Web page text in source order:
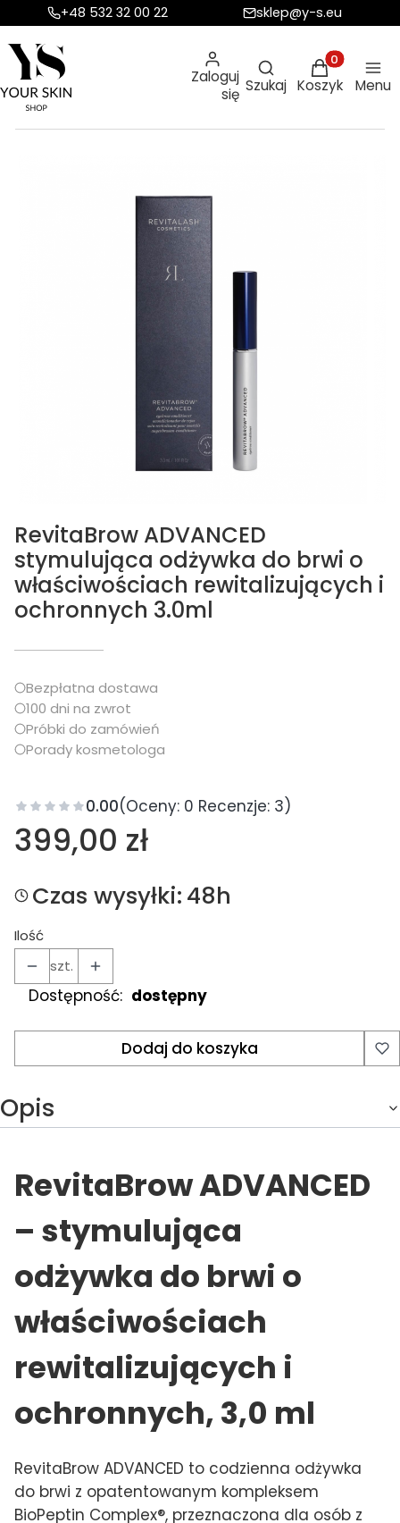
+48 532 32 00 22 sklep@y-s.eu
Zaloguj
się
Otwórz
Szukaj
Produkty w
Koszyk Menu
RevitaBrow ADVANCED
stymulująca odżywka do brwi o
właściwościach rewitalizujących i
ochronnych 3.0ml
Bezpłatna dostawa
100 dni na zwrot
Próbki do zamówień
Porady kosmetologa
0.00(Oceny: 0 Recenzje: 3)
Cena
399,00 zł
Czas wysyłki:48h
Ilość
szt.
Dostępność: dostępny
Dodaj do koszyka
Opis
RevitaBrow ADVANCED
– stymulująca
odżywka do brwi o
właściwościach
rewitalizujących i
ochronnych, 3,0 ml
RevitaBrow ADVANCED to codzienna odżywka
do brwi z opatentowanym kompleksem
BioPeptin Complex®, przeznaczona dla osób z